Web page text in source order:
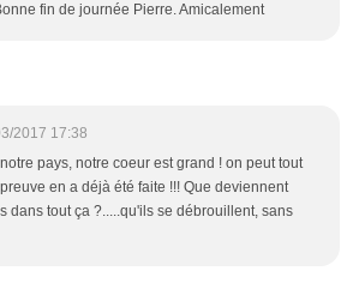
fin de journée Pierre. Amicalement
2017 17:38
pays, notre coeur est grand ! on peut tout
en a déjà été faite !!! Que deviennent
dans tout ça ?.....qu'ils se débrouillent, sans